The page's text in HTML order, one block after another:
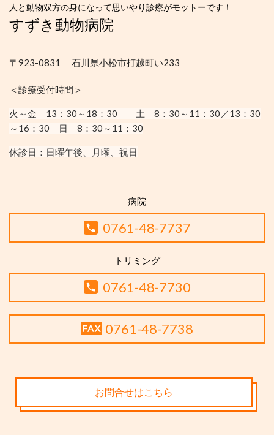
人と動物双方の身になって思いやり診療がモットーです！
すずき動物病院
〒923-0831 石川県小松市打越町い233
＜診療受付時間＞
火～金 13：30 ～18：30 土 8：30～11：30／13：30
～16：30
日 8：30～11：30
休診日： 日曜午後、月曜、祝日
病院
0761-48-7737
トリミング
0761-48-7730
0761-48-7738
お問合せはこちら